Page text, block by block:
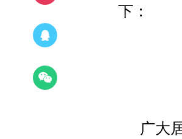
下：
广大